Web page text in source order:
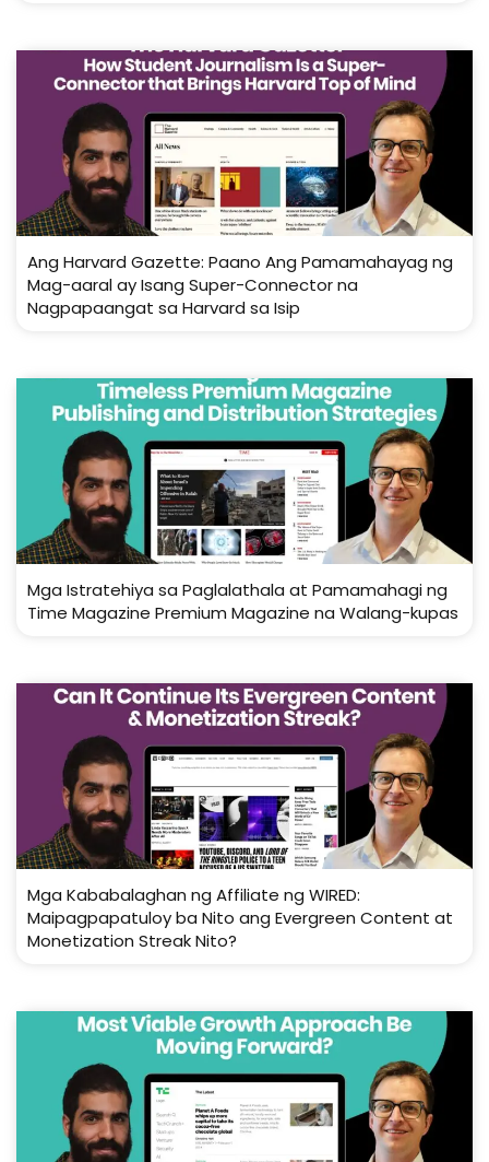
Ang Harvard Gazette: Paano Ang Pamamahayag ng
Mag-aaral ay Isang Super-Connector na
Nagpapaangat sa Harvard sa Isip
Mga Istratehiya sa Paglalathala at Pamamahagi ng
Time Magazine Premium Magazine na Walang-kupas
Mga Kababalaghan ng Affiliate ng WIRED:
Maipagpapatuloy ba Nito ang Evergreen Content at
Monetization Streak Nito?